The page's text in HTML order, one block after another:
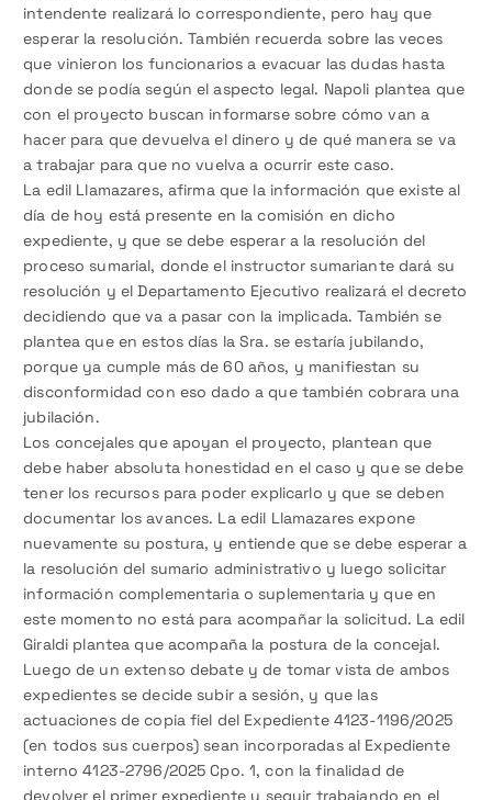
intendente realizará lo correspondiente, pero hay que
esperar la resolución. También recuerda sobre las veces
que vinieron los funcionarios a evacuar las dudas hasta
donde se podía según el aspecto legal. Napoli plantea que
con el proyecto buscan informarse sobre cómo van a
hacer para que devuelva el dinero y de qué manera se va
a trabajar para que no vuelva a ocurrir este caso.
La edil Llamazares, afirma que la información que existe al
día de hoy está presente en la comisión en dicho
expediente, y que se debe esperar a la resolución del
proceso sumarial, donde el instructor sumariante dará su
resolución y el Departamento Ejecutivo realizará el decreto
decidiendo que va a pasar con la implicada. También se
plantea que en estos días la Sra. se estaría jubilando,
porque ya cumple más de 60 años, y manifiestan su
disconformidad con eso dado a que también cobrara una
jubilación.
Los concejales que apoyan el proyecto, plantean que
debe haber absoluta honestidad en el caso y que se debe
tener los recursos para poder explicarlo y que se deben
documentar los avances. La edil Llamazares expone
nuevamente su postura, y entiende que se debe esperar a
la resolución del sumario administrativo y luego solicitar
información complementaria o suplementaria y que en
este momento no está para acompañar la solicitud. La edil
Giraldi plantea que acompaña la postura de la concejal.
Luego de un extenso debate y de tomar vista de ambos
expedientes se decide subir a sesión, y que las
actuaciones de copia fiel del Expediente 4123-1196/2025
(en todos sus cuerpos) sean incorporadas al Expediente
interno 4123-2796/2025 Cpo. 1, con la finalidad de
devolver el primer expediente y seguir trabajando en el